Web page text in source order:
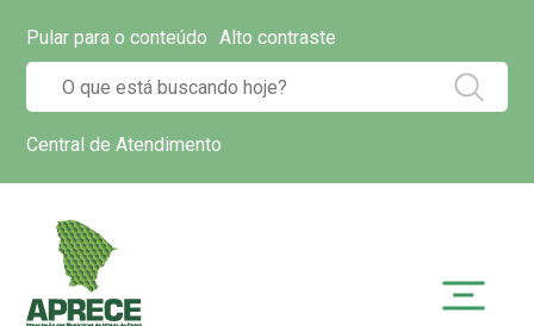
Pular para o conteúdo Alto contraste
Central de Atendimento